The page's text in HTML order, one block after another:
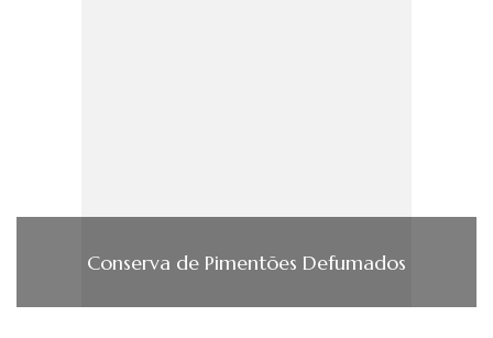
Conserva de Pimentões Defumados